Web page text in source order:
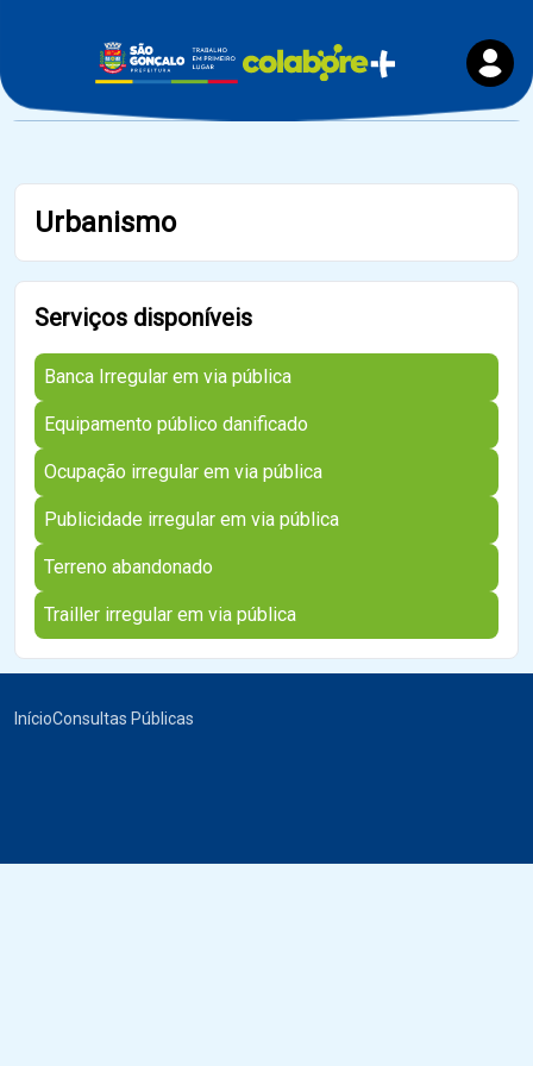
Urbanismo
Serviços disponíveis
Banca Irregular em via pública
Equipamento público danificado
Ocupação irregular em via pública
Publicidade irregular em via pública
Terreno abandonado
Trailler irregular em via pública
InícioConsultas Públicas